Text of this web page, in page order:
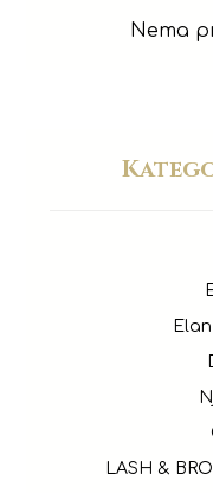
Nema
LASH &